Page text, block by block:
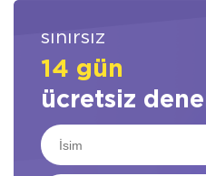
sınırsız
14 gün
ücretsiz